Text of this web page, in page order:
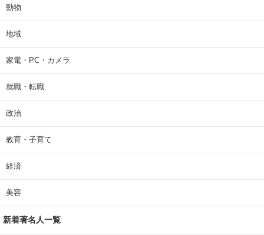
動物
地域
家電・PC・カメラ
就職・転職
政治
教育・子育て
経済
美容
新着著名人一覧